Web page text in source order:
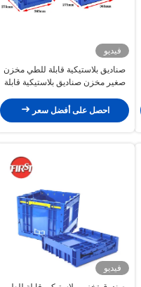
فيديو
صناديق بلاستيكية قابلة للطي مخزن
صغير مخزن صناديق بلاستيكية قابلة
احصل على أفضل سعر
فيديو